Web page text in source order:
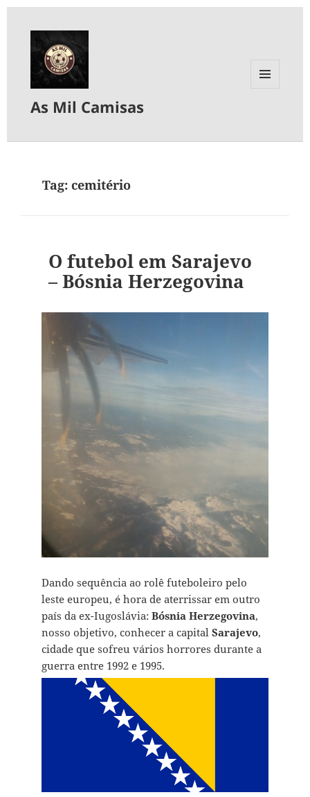
As Mil Camisas
Tag:cemitério
O futebol em Sarajevo
– Bósnia Herzegovina
Dando sequência ao rolê futeboleiro pelo
leste europeu, é hora de aterrissar em outro
país da ex-Iugoslávia: Bósnia Herzegovina,
nosso objetivo, conhecer a capital Sarajevo,
cidade que sofreu vários horrores durante a
guerra entre 1992 e 1995.